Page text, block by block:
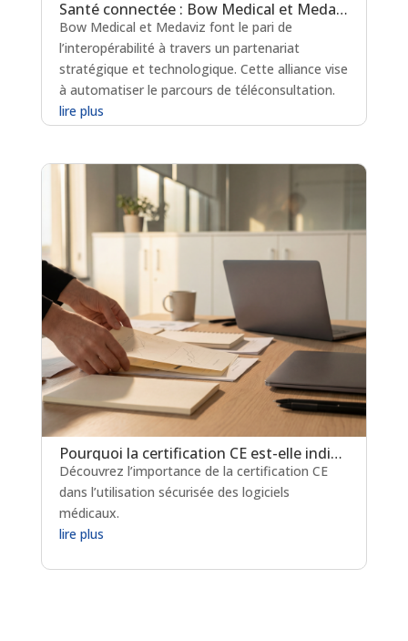
Santé connectée : Bow Medical et Medaviz scellent une alliance technologique
Bow Medical et Medaviz font le pari de
l’interopérabilité à travers un partenariat
stratégique et technologique. Cette alliance vise
à automatiser le parcours de téléconsultation.
lire plus
Pourquoi la certification CE est-elle indispensable pour les logiciels de prescription médicamenteuse ?
Découvrez l’importance de la certification CE
dans l’utilisation sécurisée des logiciels
médicaux.
lire plus